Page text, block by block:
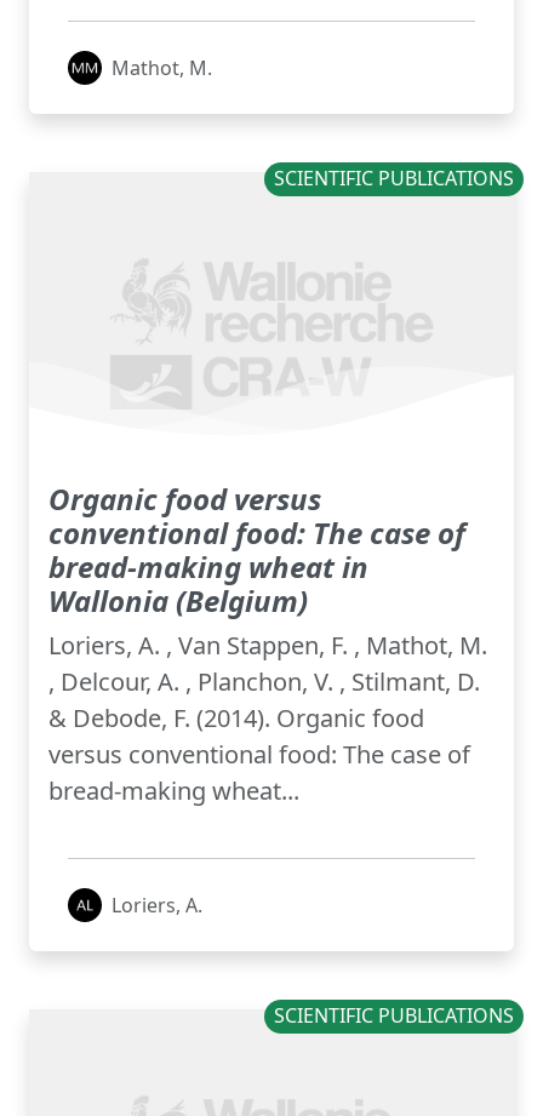
Mathot, M.
SCIENTIFIC PUBLICATIONS
Organic food versus
conventional food: The case of
bread-making wheat in
Wallonia (Belgium)
Loriers, A. , Van Stappen, F. , Mathot, M.
, Delcour, A. , Planchon, V. , Stilmant, D.
& Debode, F. (2014). Organic food
versus conventional food: The case of
bread-making wheat...
Loriers, A.
SCIENTIFIC PUBLICATIONS